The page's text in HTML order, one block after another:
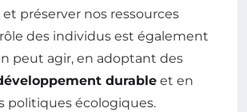
préserver nos ressources
des individus est également
peut agir, en adoptant des
durable et en
politiques écologiques.